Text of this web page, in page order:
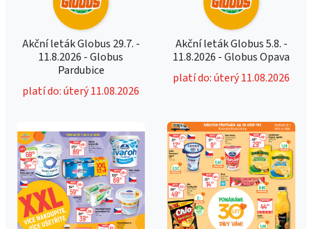
Akční leták Globus 29.7. -
11.8.2026 - Globus
Pardubice
platí do: úterý 11.08.2026
Akční leták Globus 5.8. -
11.8.2026 - Globus Opava
platí do: úterý 11.08.2026